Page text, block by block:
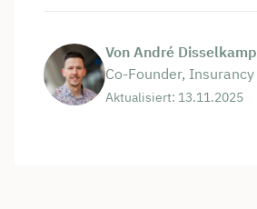
Von André Disselkamp
Co-Founder, Insurancy
Aktualisiert: 13.11.2025